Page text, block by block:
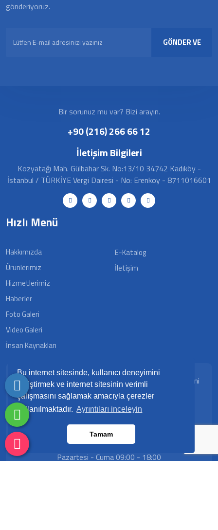
Bu internet sitesinde, kullanıcı deneyimini
geliştirmek ve internet sitesinin verimli
çalışmasını sağlamak amacıyla çerezler
kullanılmaktadır. Ayrıntıları inceleyin
Tamam
gönderiyoruz.
GÖNDER VE
Bir sorunuz mu var? Bizi arayın.
+90 (216) 266 66 12
İletişim Bilgileri
Kozyatağı Mah. Gülbahar Sk. No:13/10 34742 Kadıköy -
İstanbul / TÜRKİYE Vergi Dairesi - No: Erenkoy - 8711016601
Hızlı Menü
Hakkımızda
Ürünlerimiz
Hizmetlerimiz
Haberler
Foto Galeri
Video Galeri
İnsan Kaynakları
E-Katalog
İletişim
Bizimle Çalışmak İstermisiniz ? İşimize geniş bir bakış
açısıyla yaklaşıp hayal ederiz, farklı çözüm yolları ve yeni
fikirlerle yaklaşımda bulunuruz. Sizler için de ne
yapabileceğimizi bilmek isteriz, bizimle iletişime geçip
tanışmaya ne dersiniz?
Çalışma Saatleri
Pazartesi - Cuma 09:00 - 18:00